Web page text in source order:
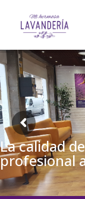
La calidad
profesional